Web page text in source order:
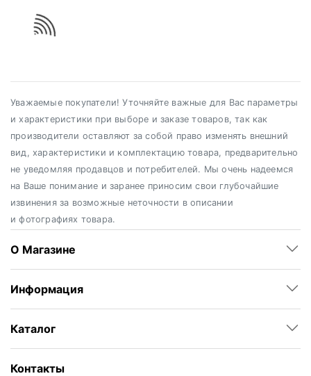
Уважаемые покупатели! Уточняйте важные для Вас параметры
и характеристики при выборе и заказе товаров, так как
производители оставляют за собой право изменять внешний
вид, характеристики и комплектацию товара, предварительно
не уведомляя продавцов и потребителей. Мы очень надеемся
на Ваше понимание и заранее приносим свои глубочайшие
извинения за возможные неточности в описании
и фотографиях товара.
О Магазине
Информация
Каталог
Контакты